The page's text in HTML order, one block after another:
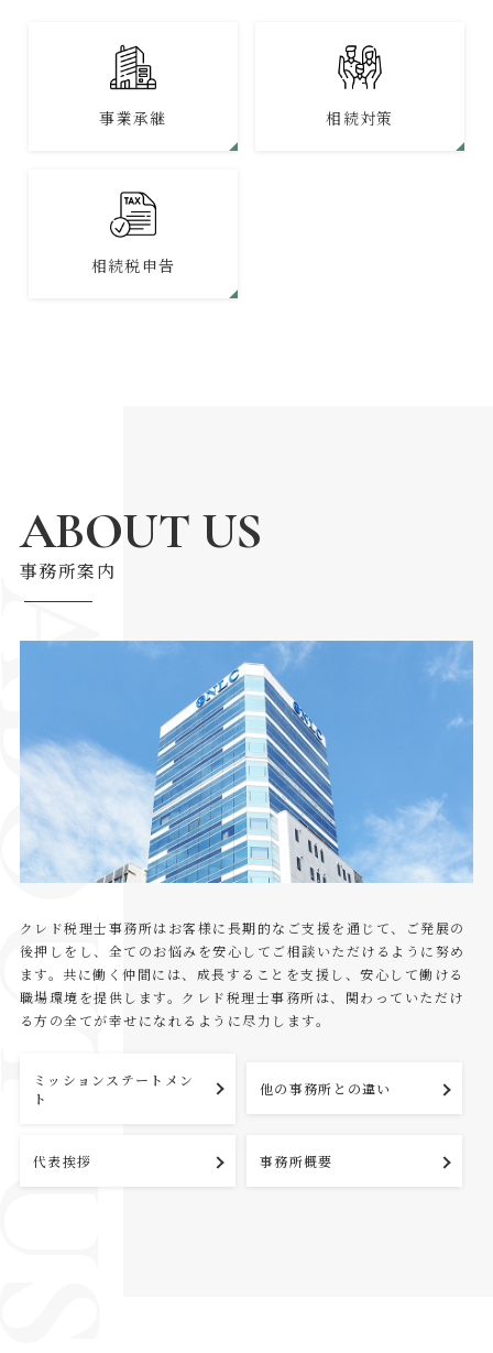
事業承継 相続対策
相続税申告
ABOUT US
事務所案内
クレド税理士事務所はお客様に長期的なご支援を通じて、ご発展の
後押しをし、全てのお悩みを安心してご相談いただけるように努め
ます。共に働く仲間には、成長することを支援し、安心して働ける
職場環境を提供します。クレド税理士事務所は、関わっていただけ
る方の全てが幸せになれるように尽力します。
ミッションステートメン
ト
他の事務所との違い
代表挨拶 事務所概要
US